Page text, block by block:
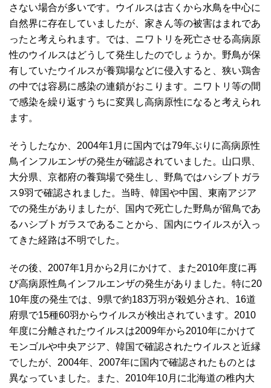
さない場合が多いです。ウイルスは古くから水鳥を中心に
自然界に存在していましたが、家きん等の被害はまれであ
ったと考えられます。では、ニワトリを死亡させる高病原
性のウイルスはどうして発生したのでしょうか。野鳥が保
有していたウイルスが養鶏場などに侵入すると、狭い鶏舎
の中では容易に感染の連鎖がおこります。ニワトリ等の間
で感染を繰り返すうちに変異し高病原性になると考えられ
ます。
そうしたなか、2004年1月に国内では79年ぶりに高病原性
鳥インフルエンザの発生が確認されていました。山口県、
大分県、京都府の養鶏場で発生し、野鳥ではハシブトガラ
ス9羽で確認されました。当時、韓国や中国、東南アジア
での発生がありましたが、国内で死亡した野鳥が留鳥であ
るハシブトガラスであることから、国内にウイルスが入っ
てきた経路は不明でした。
その後、2007年1月から2月にかけて、また2010年度に再
び高病原性鳥インフルエンザの発生がありました。特に20
10年度の発生では、9県で約183万羽が殺処分され、16道
府県で15種60羽からウイルスが検出されています。2010
年度に分離されたウイルスは2009年から2010年にかけて
モンゴルや中央アジア、韓国で確認されたウイルスと近縁
でしたが、2004年、2007年に国内で確認されたものとは
異なっていました。また、2010年10月に北海道の稚内大